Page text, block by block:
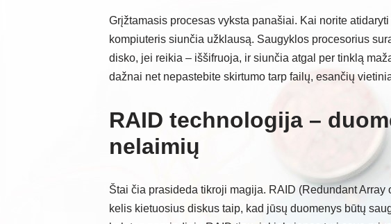
Grįžtamasis procesas vyksta panašiai. Kai norite
kompiuteris siunčia užklausą. Saugyklos procesorius
disko, jei reikia – iššifruoja, ir siunčia atgal per tinklą
dažnai net nepastebite skirtumo tarp failų, esančių
RAID technologija –
nelaimių
Štai čia prasideda tikroji magija. RAID (Redundant
kelis kietuosius diskus taip, kad jūsų duomenys būtų